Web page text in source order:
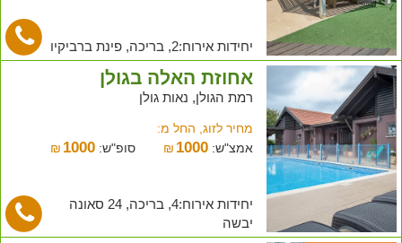
יחידות אירוח:2, בריכה, פינת ברביקיו
אחוזת האלה בגולן
רמת הגולן, נאות גולן
מחיר לזוג, החל מ:
אמצ"ש:
₪ 1000 סופ"ש: ₪ 1000
יחידות אירוח:4, בריכה, 24 סאונה
יבשה